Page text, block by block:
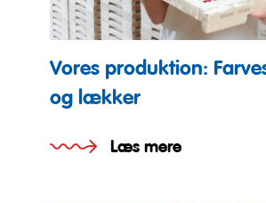
Vores produktion:
og lækker
Læs mere